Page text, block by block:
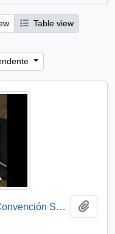
Table view
Discurso Presidente Aylwin en Convención Santiago: Video